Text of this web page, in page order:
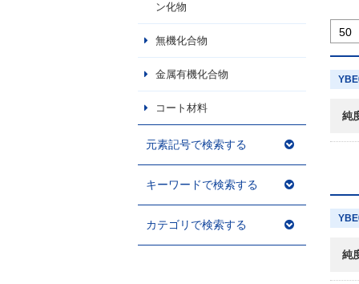
ン化物
無機化合物
金属有機化合物
コート材料
元素記号で検索する
キーワードで検索する
カテゴリで検索する
純
純